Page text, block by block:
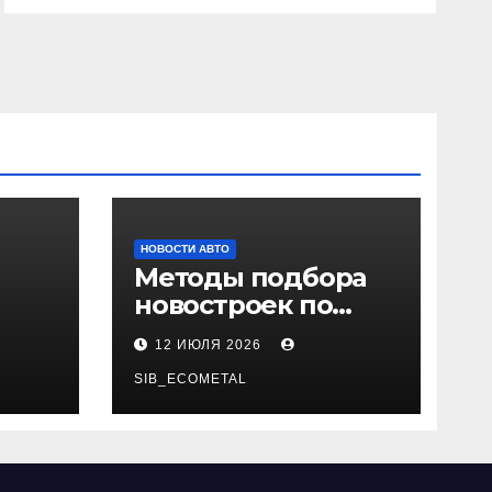
НОВОСТИ АВТО
Методы подбора
новостроек по
заданным
критериям
12 ИЮЛЯ 2026
SIB_ECOMETAL